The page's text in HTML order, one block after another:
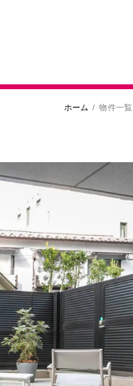
ホーム 物件一覧